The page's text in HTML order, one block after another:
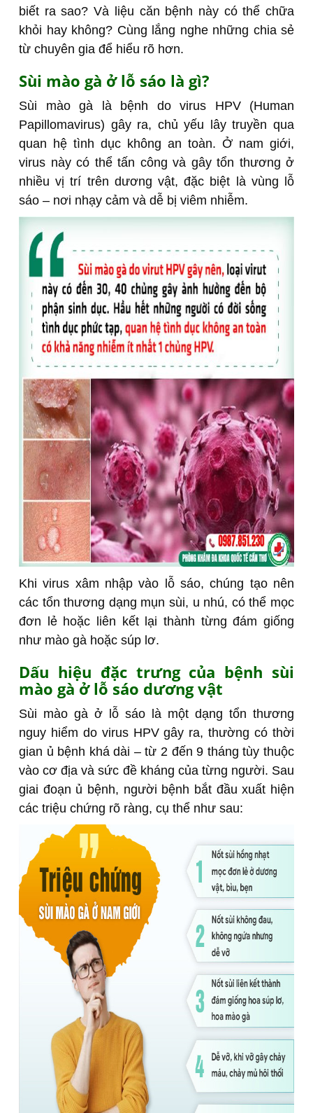
biết ra sao? Và liệu căn bệnh này có thể chữa
khỏi hay không? Cùng lắng nghe những chia sẻ
từ chuyên gia để hiểu rõ hơn.
Sùi mào gà ở lỗ sáo là gì?
Sùi mào gà là bệnh do virus HPV (Human
Papillomavirus) gây ra, chủ yếu lây truyền qua
quan hệ tình dục không an toàn. Ở nam giới,
virus này có thể tấn công và gây tổn thương ở
nhiều vị trí trên dương vật, đặc biệt là vùng lỗ
sáo – nơi nhạy cảm và dễ bị viêm nhiễm.
Khi virus xâm nhập vào lỗ sáo, chúng tạo nên
các tổn thương dạng mụn sùi, u nhú, có thể mọc
đơn lẻ hoặc liên kết lại thành từng đám giống
như mào gà hoặc súp lơ.
Dấu hiệu đặc trưng của bệnh sùi
mào gà ở lỗ sáo dương vật
Sùi mào gà ở lỗ sáo là một dạng tổn thương
nguy hiểm do virus HPV gây ra, thường có thời
gian ủ bệnh khá dài – từ 2 đến 9 tháng tùy thuộc
vào cơ địa và sức đề kháng của từng người. Sau
giai đoạn ủ bệnh, người bệnh bắt đầu xuất hiện
các triệu chứng rõ ràng, cụ thể như sau: